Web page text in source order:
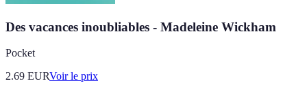
Des vacances inoubliables - Madeleine Wickham
Pocket
2.69 EURVoir le prix